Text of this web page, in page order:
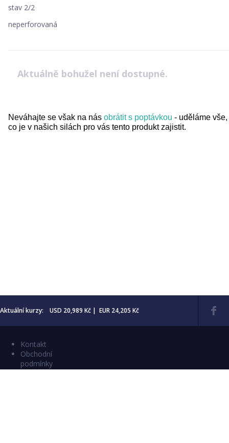
stav 2/2
neperforovaná
Aktuálně bohužel není dostupné.
Neváhajte se však na nás obrátit s poptávkou - uděláme vše,
co je v našich silách pro vás tento produkt zajistit.
Aktuální kurzy: USD 20,989 Kč | EUR 24,205 Kč
Kontakt
Obchodní
podmínky